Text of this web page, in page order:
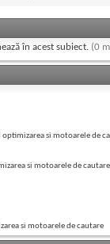
în acest subiect. (0
si motoarele de
si motoarele de cautare
si motoarele de cautare